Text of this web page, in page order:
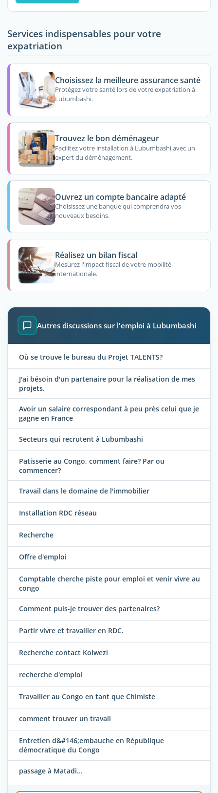
Services indispensables pour votre
expatriation
Choisissez la meilleure assurance santé
Protégez votre santé lors de votre expatriation à
Lubumbashi.
Trouvez le bon déménageur
Facilitez votre installation à Lubumbashi avec un
expert du déménagement.
Ouvrez un compte bancaire adapté
Choisissez une banque qui comprendra vos
nouveaux besoins.
Réalisez un bilan fiscal
Mesurez l'impact fiscal de votre mobilité
internationale.
Autres discussions sur l'emploi à Lubumbashi
Où se trouve le bureau du Projet TALENTS?
J'ai bésoin d'un partenaire pour la réalisation de mes
projets.
Avoir un salaire correspondant à peu près celui que je
gagne en France
Secteurs qui recrutent à Lubumbashi
Patisserie au Congo, comment faire? Par ou
commencer?
Travail dans le domaine de l'immobilier
Installation RDC réseau
Recherche
Offre d'emploi
Comptable cherche piste pour emploi et venir vivre au
congo
Comment puis-je trouver des partenaires?
Partir vivre et travailler en RDC.
Recherche contact Kolwezi
recherche d'emploi
Travailler au Congo en tant que Chimiste
comment trouver un travail
Entretien d&#146;embauche en République
démocratique du Congo
passage à Matadi...